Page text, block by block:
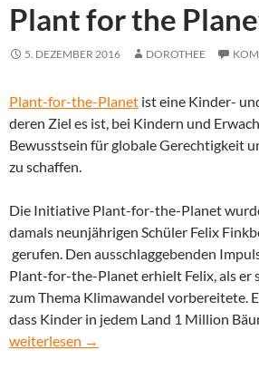
Plant for the
5. DEZEMBER 2016 DOROTHEE
Plant-for-the-Planet ist eine Kinder-
deren Ziel es ist, bei Kindern und
Bewusstsein für globale Gerechtigkeit
zu schaffen.
Die Initiative Plant-for-the-Planet
damals neunjährigen Schüler Felix
gerufen. Den ausschlaggebenden
Plant-for-the-Planet erhielt Felix, als er
zum Thema Klimawandel vorbereitete.
dass Kinder in jedem Land 1 Million
Plant for the Planet
weiterlesen →